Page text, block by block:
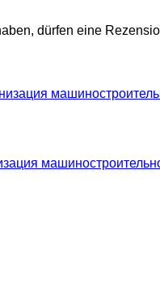
dürfen eine